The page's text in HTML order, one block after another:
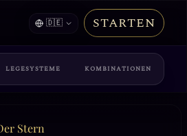
🇩🇪 STARTEN
LEGESYSTEME KOMBINATIONEN
Stern